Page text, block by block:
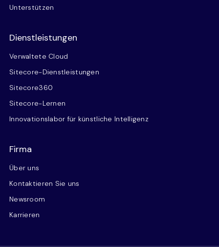
Unterstützen
Dienstleistungen
Verwaltete Cloud
Sitecore-Dienstleistungen
Sitecore360
Sitecore-Lernen
Innovationslabor für künstliche Intelligenz
Firma
Über uns
Kontaktieren Sie uns
Newsroom
Karrieren